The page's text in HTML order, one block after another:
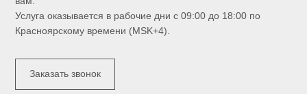
Услуга оказывается в рабочие дни с 09:00 до 18:00 по
Красноярскому времени (MSK+4).
Заказать звонок